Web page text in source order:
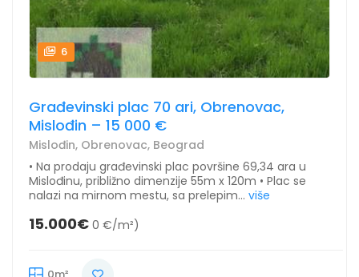
6
Građevinski plac 70 ari, Obrenovac,
Mislođin – 15 000 €
Mislođin, Obrenovac, Beograd
• Na prodaju građevinski plac površine 69,34 ara u
Mislođinu, približno dimenzije 55m x 120m • Plac se
nalazi na mirnom mestu, sa prelepim... više
15.000€ 0 €/m²)
0m²